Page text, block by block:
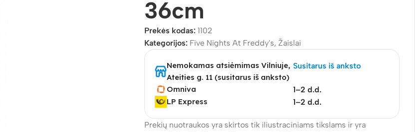
36cm
Prekės kodas:1102
Kategorijos: Five Nights At Freddy's, Žaislai
Nemokamas atsiėmimas Vilniuje,
Ateities g. 11 (susitarus iš anksto)
Susitarus iš anksto
Omniva
1–2 d.d.
LP Express
1–2 d.d.
Prekių nuotraukos yra skirtos tik iliustraciniams tikslams ir yra